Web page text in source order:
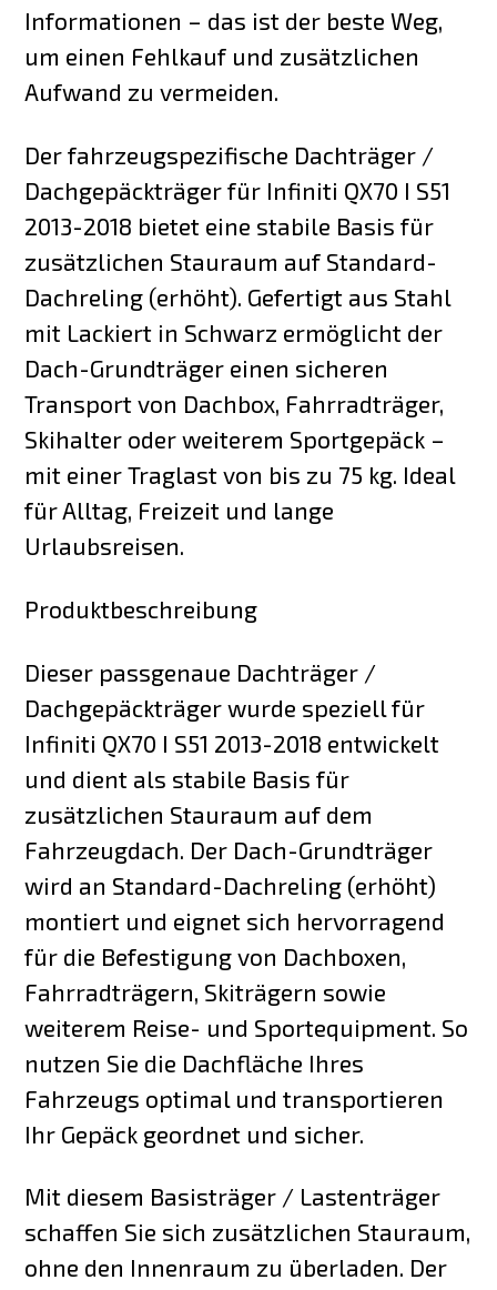
Informationen – das ist der beste Weg,
um einen Fehlkauf und zusätzlichen
Aufwand zu vermeiden.
Der fahrzeugspezifische Dachträger /
Dachgepäckträger für Infiniti QX70 I S51
2013-2018 bietet eine stabile Basis für
zusätzlichen Stauraum auf Standard-
Dachreling (erhöht). Gefertigt aus Stahl
mit Lackiert in Schwarz ermöglicht der
Dach-Grundträger einen sicheren
Transport von Dachbox, Fahrradträger,
Skihalter oder weiterem Sportgepäck –
mit einer Traglast von bis zu 75 kg. Ideal
für Alltag, Freizeit und lange
Urlaubsreisen.
Produktbeschreibung
Dieser passgenaue Dachträger /
Dachgepäckträger wurde speziell für
Infiniti QX70 I S51 2013-2018 entwickelt
und dient als stabile Basis für
zusätzlichen Stauraum auf dem
Fahrzeugdach. Der Dach-Grundträger
wird an Standard-Dachreling (erhöht)
montiert und eignet sich hervorragend
für die Befestigung von Dachboxen,
Fahrradträgern, Skiträgern sowie
weiterem Reise- und Sportequipment. So
nutzen Sie die Dachfläche Ihres
Fahrzeugs optimal und transportieren
Ihr Gepäck geordnet und sicher.
Mit diesem Basisträger / Lastenträger
schaffen Sie sich zusätzlichen Stauraum,
ohne den Innenraum zu überladen. Der